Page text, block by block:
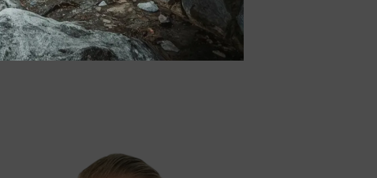
ENERGIE-EXPERTEN